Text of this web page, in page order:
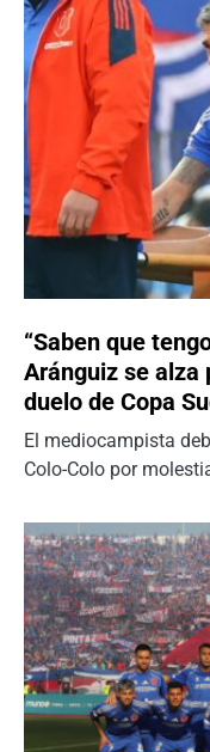
“Saben que
Aránguiz se alza
duelo de Copa
El mediocampista
Colo-Colo por